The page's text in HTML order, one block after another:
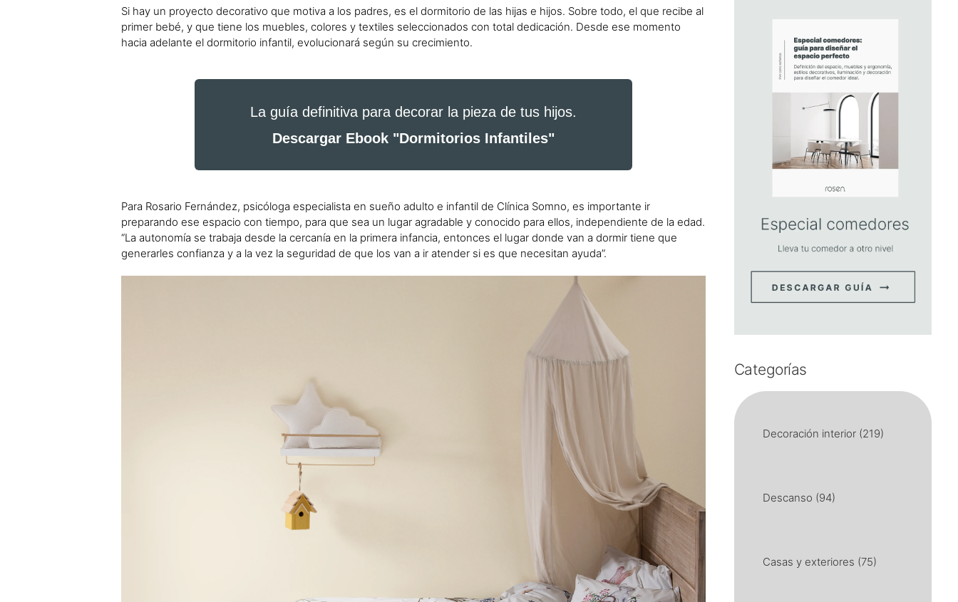
Si hay un proyecto decorativo que motiva a los padres, es el dormitorio de las hijas e hijos. Sobre todo, el que recibe al
primer bebé, y que tiene los muebles, colores y textiles seleccionados con total dedicación. Desde ese momento
hacia adelante el dormitorio infantil, evolucionará según su crecimiento.
La guía definitiva para decorar la pieza de tus hijos.
Descargar Ebook "Dormitorios Infantiles"
Para Rosario Fernández, psicóloga especialista en sueño adulto e infantil de Clínica Somno, es importante ir
preparando ese espacio con tiempo, para que sea un lugar agradable y conocido para ellos, independiente de la edad.
“La autonomía se trabaja desde la cercanía en la primera infancia, entonces el lugar donde van a dormir tiene que
generarles confianza y a la vez la seguridad de que los van a ir atender si es que necesitan ayuda”.
Categorías
Decoración interior (219)
Descanso (94)
Casas y exteriores (75)